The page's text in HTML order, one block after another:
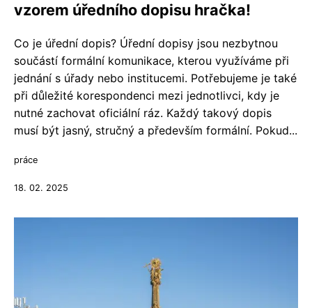
vzorem úředního dopisu hračka!
Co je úřední dopis? Úřední dopisy jsou nezbytnou
součástí formální komunikace, kterou využíváme při
jednání s úřady nebo institucemi. Potřebujeme je také
při důležité korespondenci mezi jednotlivci, kdy je
nutné zachovat oficiální ráz. Každý takový dopis
musí být jasný, stručný a především formální. Pokud...
práce
18. 02. 2025